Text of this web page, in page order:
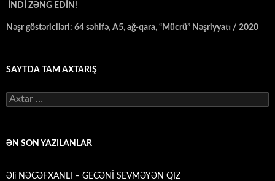
İNDİ ZƏNG EDİN!
Nəşr göstəriciləri: 64 səhifə, A5, ağ-qara, “Mücrü” Nəşriyyatı / 2020
SAYTDA TAM AXTARIŞ
Axtarış:
ƏN SON YAZILANLAR
Əli NƏCƏFXANLI – GECƏNİ SEVMƏYƏN QIZ